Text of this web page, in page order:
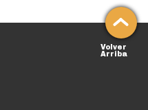
Volver
Arriba